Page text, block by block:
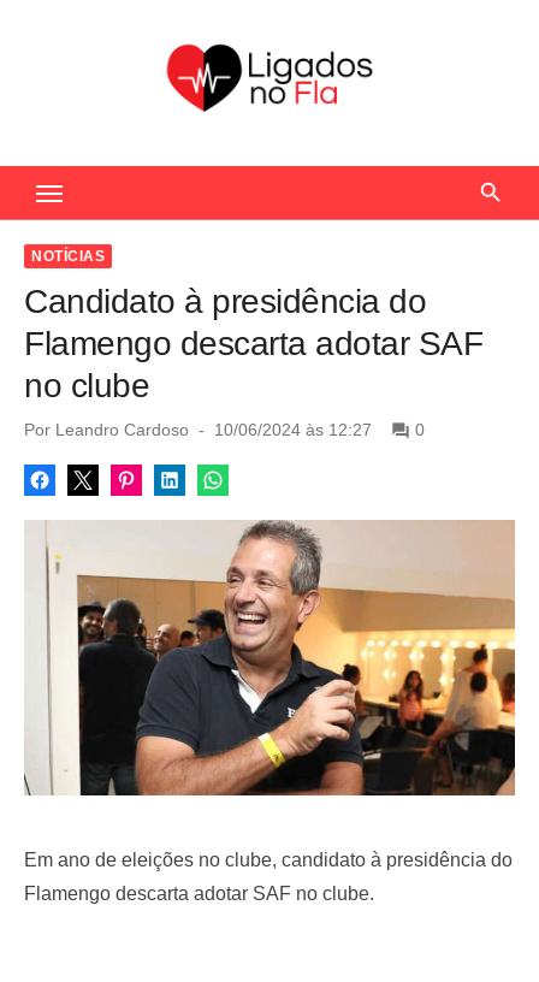
c
NOTÍCIAS
Candidato à presidência do
Flamengo descarta adotar SAF
no clube
Por Leandro Cardoso
P
s
t
n
10/06/2024 às 12:27 0
Em ano de eleições no clube, candidato à presidência do
Flamengo descarta adotar SAF no clube.